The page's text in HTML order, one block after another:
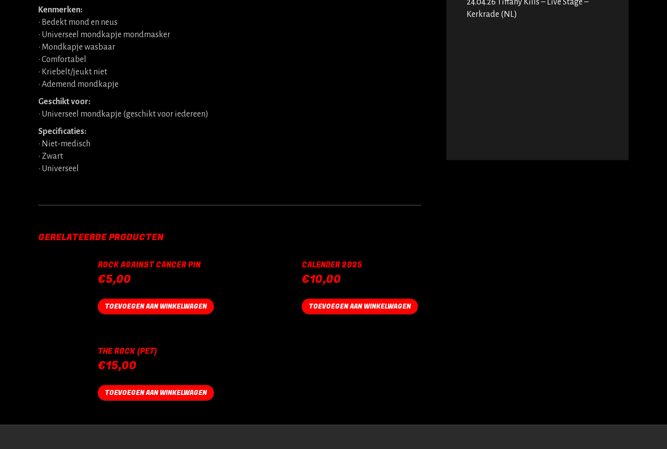
Kenmerken:
• Bedekt mond en neus
• Universeel mondkapje mondmasker
• Mondkapje wasbaar
• Comfortabel
• Kriebelt/jeukt niet
• Ademend mondkapje
Geschikt voor:
• Universeel mondkapje (geschikt voor iedereen)
Specificaties:
• Niet-medisch
• Zwart
• Universeel
GERELATEERDE PRODUCTEN
ROCK AGAINST CANCER PIN
€5,00
TOEVOEGEN AAN WINKELWAGEN
CALENDER 2025
€10,00
TOEVOEGEN AAN WINKELWAGEN
THE ROCK (PET)
€15,00
TOEVOEGEN AAN WINKELWAGEN
Kerkrade (NL)